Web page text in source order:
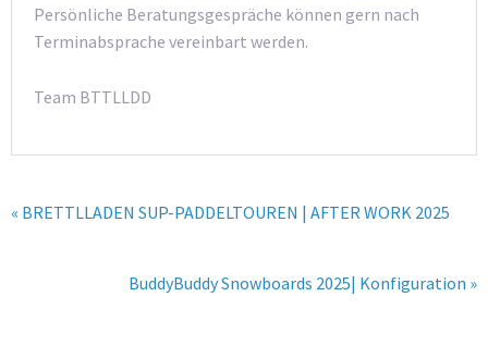
Persönliche Beratungsgespräche können gern nach
Terminabsprache vereinbart werden.
Team BTTLLDD
« BRETTLLADEN SUP-PADDELTOUREN | AFTER WORK 2025
BuddyBuddy Snowboards 2025| Konfiguration »